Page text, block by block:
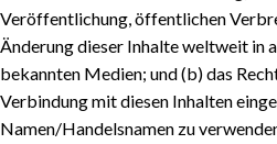
Veröffentlichung, öffentlichen
Änderung dieser Inhalte weltweit in
bekannten Medien; und (b) das
Verbindung mit diesen Inhalten
Namen/Handelsnamen zu